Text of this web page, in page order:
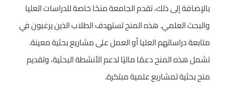
بالإضافة إلى ذلك، تقدم الجامعة منحًا خاصة للدراسات العليا
والبحث العلمي. هذه المنح تستهدف الطلاب الذين يرغبون في
متابعة دراساتهم العليا أو العمل على مشاريع بحثية معينة.
تشمل هذه المنح دعمًا ماليًا لدعم الأنشطة البحثية، وتقديم
منح بحثية لمشاريع علمية مبتكرة.